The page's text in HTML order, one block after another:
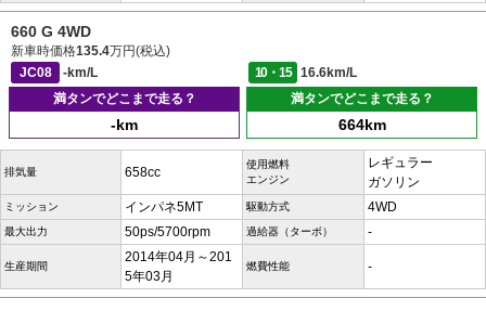
660 G 4WD
新車時価格135.4万円(税込)
JC08
-km/L 10・15
16.6km/L
満タンでどこまで走る？
-km
満タンでどこまで走る？
664km
排気量 658cc
使用燃料
エンジン
レギュラー
ガソリン
ミッション インパネ5MT 駆動方式 4WD
最大出力 50ps/5700rpm 過給器（ターボ） -
生産期間
2014年04月～201
5年03月
燃費性能 -